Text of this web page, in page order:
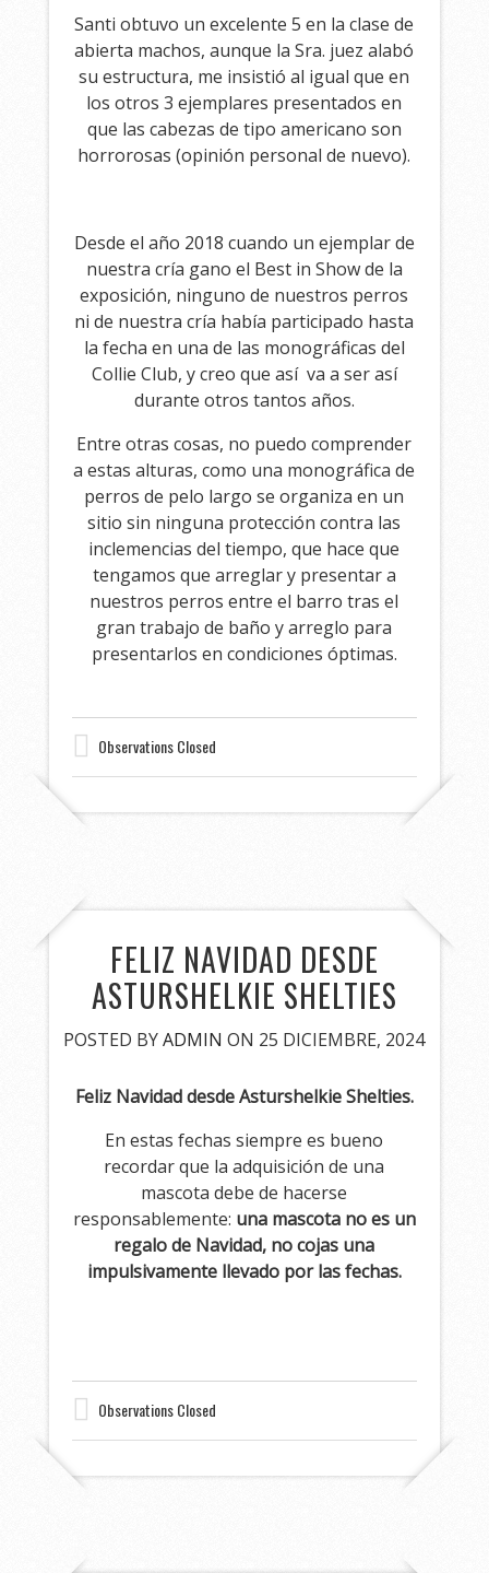
Santi obtuvo un excelente 5 en la clase de
abierta machos, aunque la Sra. juez alabó
su estructura, me insistió al igual que en
los otros 3 ejemplares presentados en
que las cabezas de tipo americano son
horrorosas (opinión personal de nuevo).
Desde el año 2018 cuando un ejemplar de
nuestra cría gano el Best in Show de la
exposición, ninguno de nuestros perros
ni de nuestra cría había participado hasta
la fecha en una de las monográficas del
Collie Club, y creo que así va a ser así
durante otros tantos años.
Entre otras cosas, no puedo comprender
a estas alturas, como una monográfica de
perros de pelo largo se organiza en un
sitio sin ninguna protección contra las
inclemencias del tiempo, que hace que
tengamos que arreglar y presentar a
nuestros perros entre el barro tras el
gran trabajo de baño y arreglo para
presentarlos en condiciones óptimas.
Observations Closed
FELIZ NAVIDAD DESDE
ASTURSHELKIE SHELTIES
POSTED BYADMIN ON 25 DICIEMBRE, 2024
Feliz Navidad desde Asturshelkie Shelties.
En estas fechas siempre es bueno
recordar que la adquisición de una
mascota debe de hacerse
responsablemente: una mascota no es un
regalo de Navidad, no cojas una
impulsivamente llevado por las fechas.
Observations Closed